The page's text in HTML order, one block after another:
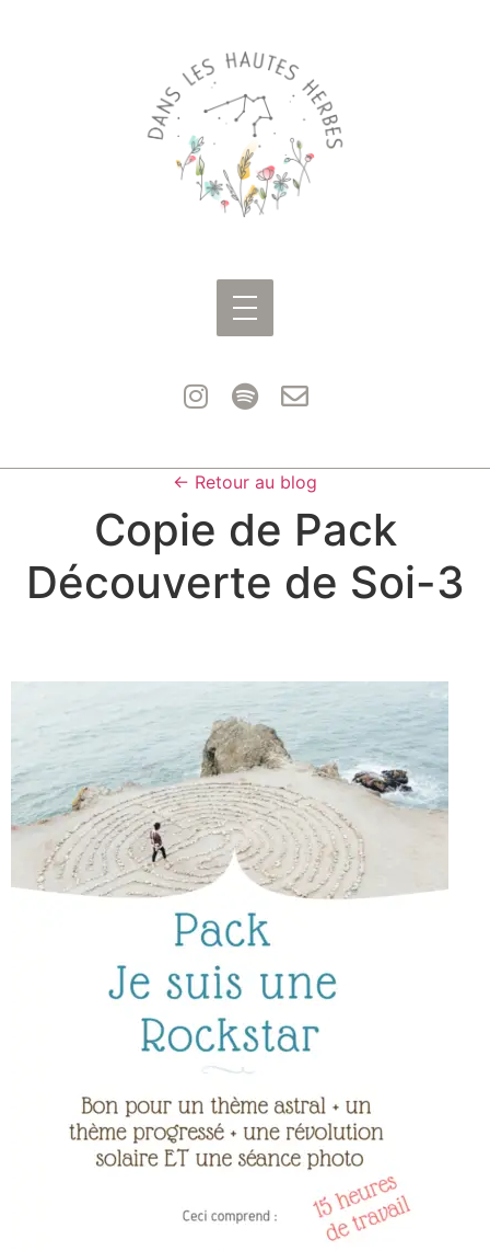
← Retour au blog
Copie de Pack
Découverte de Soi-3